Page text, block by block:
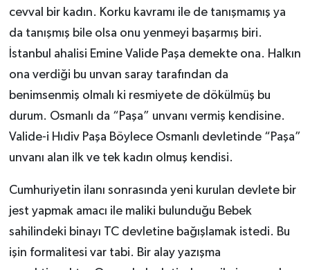
cevval bir kadın. Korku kavramı ile de tanışmamış ya
da tanışmış bile olsa onu yenmeyi başarmış biri.
İstanbul ahalisi Emine Valide Paşa demekte ona. Halkın
ona verdiği bu unvan saray tarafından da
benimsenmiş olmalı ki resmiyete de dökülmüş bu
durum. Osmanlı da “Paşa” unvanı vermiş kendisine.
Valide-i Hıdiv Paşa Böylece Osmanlı devletinde “Paşa”
unvanı alan ilk ve tek kadın olmuş kendisi.
Cumhuriyetin ilanı sonrasında yeni kurulan devlete bir
jest yapmak amacı ile maliki bulunduğu Bebek
sahilindeki binayı TC devletine bağışlamak istedi. Bu
işin formalitesi var tabi. Bir alay yazışma